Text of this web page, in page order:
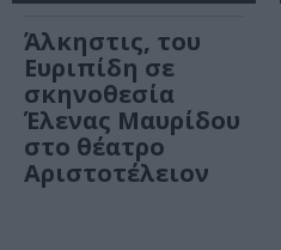
Άλκηστις, του
Ευριπίδη σε
σκηνοθεσία
Έλενας Μαυρίδου
στο θέατρο
Αριστοτέλειον